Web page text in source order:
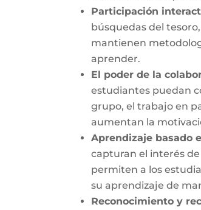
Participación
búsquedas del tesoro,
mantienen
aprender.
El poder de la
estudiantes puedan
grupo, el trabajo en
aumentan la
Aprendizaje basado
capturan el interés
permiten a los
su aprendizaje de
Reconocimiento y